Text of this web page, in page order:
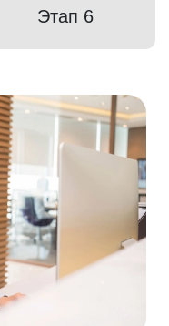
Этап 6